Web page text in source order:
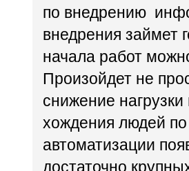
по внедрению
внедрения займет
начала работ
Произойдет не
снижение
хождения людей
автоматизации
достаточно